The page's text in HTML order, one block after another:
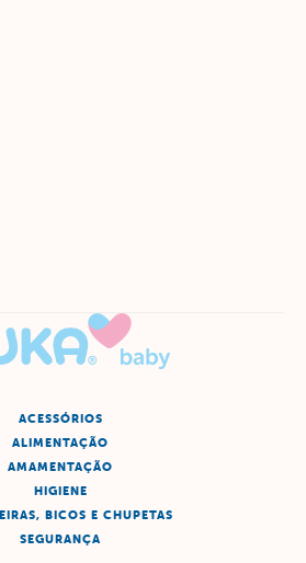
ACESSÓRIOS
ALIMENTAÇÃO
AMAMENTAÇÃO
HIGIENE
BICOS E CHUPETAS
SEGURANÇA